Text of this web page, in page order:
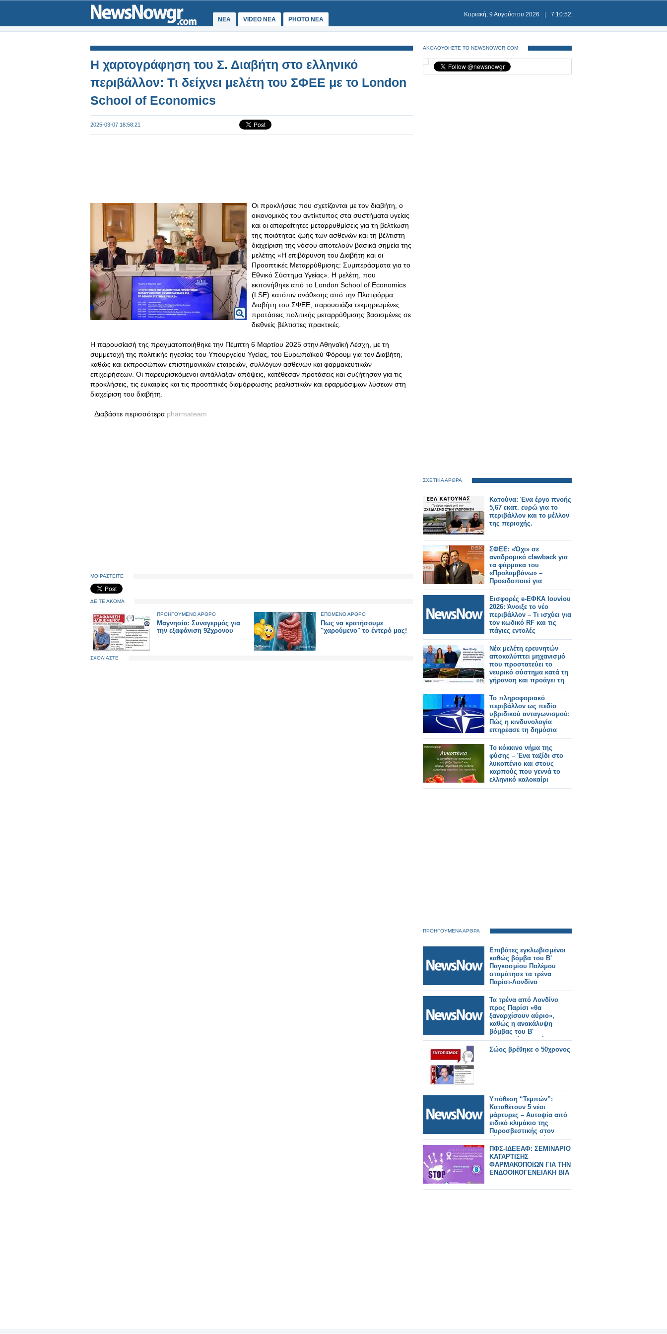
ΝΕΑ VIDEO NEA PHOTO NEA
Κυριακή, 9 Αυγούστου 2026 7:10:53
Η χαρτογράφηση του Σ. Διαβήτη στο ελληνικό
περιβάλλον: Τι δείχνει μελέτη του ΣΦΕΕ με το London
School of Economics
2025-03-07 18:58:21
Οι προκλήσεις που σχετίζονται με τον διαβήτη, ο
οικονομικός του αντίκτυπος στα συστήματα υγείας
και οι απαραίτητες μεταρρυθμίσεις για τη βελτίωση
της ποιότητας ζωής των ασθενών και τη βέλτιστη
διαχείριση της νόσου αποτελούν βασικά σημεία της
μελέτης «Η επιβάρυνση του Διαβήτη και οι
Προοπτικές Μεταρρύθμισης: Συμπεράσματα για το
Εθνικό Σύστημα Υγείας». Η μελέτη, που
εκπονήθηκε από το London School of Economics
(LSE) κατόπιν ανάθεσης από την Πλατφόρμα
Διαβήτη του ΣΦΕΕ, παρουσιάζει τεκμηριωμένες
προτάσεις πολιτικής μεταρρύθμισης βασισμένες σε
διεθνείς βέλτιστες πρακτικές.
Η παρουσίασή της πραγματοποιήθηκε την Πέμπτη 6 Μαρτίου 2025 στην Αθηναϊκή Λέσχη, με τη
συμμετοχή της πολιτικής ηγεσίας του Υπουργείου Υγείας, του Ευρωπαϊκού Φόρουμ για τον Διαβήτη,
καθώς και εκπροσώπων επιστημονικών εταιρειών, συλλόγων ασθενών και φαρμακευτικών
επιχειρήσεων. Οι παρευρισκόμενοι αντάλλαξαν απόψεις, κατέθεσαν προτάσεις και συζήτησαν για τις
προκλήσεις, τις ευκαιρίες και τις προοπτικές διαμόρφωσης ρεαλιστικών και εφαρμόσιμων λύσεων στη
διαχείριση του διαβήτη.
Διαβάστε περισσότερα pharmateam
ΜΟΙΡΑΣΤΕΙΤΕ
ΔΕΙΤΕ ΑΚΟΜΑ
ΠΡΟΗΓΟΥΜΕΝΟ ΑΡΘΡΟ
Μαγνησία: Συναγερμός για
την εξαφάνιση 92χρονου
ΕΠΟΜΕΝΟ ΑΡΘΡΟ
Πως να κρατήσουμε
"χαρούμενο" το έντερό μας!
ΣΧΟΛΙΑΣΤΕ
ΑΚΟΛΟΥΘΗΣΤΕ ΤΟ NEWSNOWGR.COM
ΣΧΕΤΙΚΑ ΑΡΘΡΑ
Κατούνα: Ένα έργο πνοής
5,67 εκατ. ευρώ για το
περιβάλλον και το μέλλον
της περιοχής.
ΣΦΕΕ: «Όχι» σε
αναδρομικό clawback για
τα φάρμακα του
«Προλαμβάνω» –
Προειδοποιεί για
«επικίνδυνο
προηγούμενο»
Εισφορές e-ΕΦΚΑ Ιουνίου
2026: Άνοιξε το νέο
περιβάλλον – Τι ισχύει για
τον κωδικό RF και τις
πάγιες εντολές
Νέα μελέτη ερευνητών
αποκαλύπτει μηχανισμό
που προστατεύει το
νευρικό σύστημα κατά τη
γήρανση και προάγει τη
μακροζωία
Το πληροφοριακό
περιβάλλον ως πεδίο
υβριδικού ανταγωνισμού:
Πώς η κινδυνολογία
επηρέασε τη δημόσια
συζήτηση για τη Σύνοδο
του ΝΑΤΟ -Γράφει ο Δρ.
Κωνσταντίνος Π.
Μπαλωμένος
Το κόκκινο νήμα της
φύσης – Ένα ταξίδι στο
λυκοπένιο και στους
καρπούς που γεννά το
ελληνικό καλοκαίρι
ΠΡΟΗΓΟΥΜΕΝΑ ΑΡΘΡΑ
Επιβάτες εγκλωβισμένοι
καθώς βόμβα του Β'
Παγκοσμίου Πολέμου
σταμάτησε τα τρένα
Παρίσι-Λονδίνο
Τα τρένα από Λονδίνο
προς Παρίσι «θα
ξαναρχίσουν αύριο»,
καθώς η ανακάλυψη
βόμβας του Β'
Παγκοσμίου Πολέμου
προκάλεσε διακοπή
δρομολογίων
Σώος βρέθηκε ο 50χρονος
Υπόθεση “Τεμπών”:
Καταθέτουν 5 νέοι
μάρτυρες – Αυτοψία από
ειδικό κλιμάκιο της
Πυροσβεστικής στον
τόπο της τραγωδίας
ΠΦΣ-ΙΔΕΕΑΦ: ΣΕΜΙΝΑΡΙΟ
ΚΑΤΑΡΤΙΣΗΣ
ΦΑΡΜΑΚΟΠΟΙΩΝ ΓΙΑ ΤΗΝ
ΕΝΔΟΟΙΚΟΓΕΝΕΙΑΚΗ ΒΙΑ